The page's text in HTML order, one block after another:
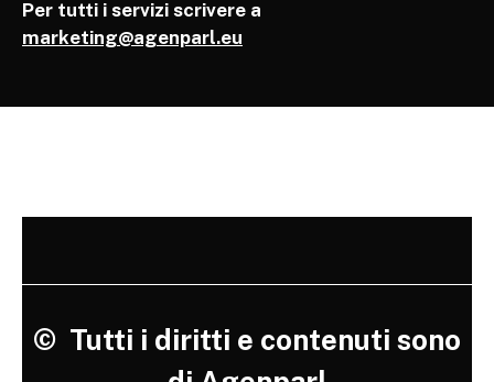
Per tutti i servizi scrivere a
marketing@agenparl.eu
© Tutti i diritti e contenuti sono